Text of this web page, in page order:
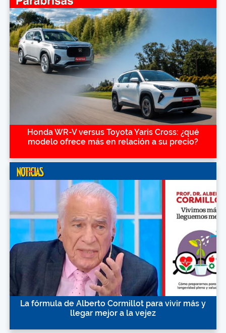
Honda WR-V versus Toyota Yaris Cross: ¿qué
modelo ofrece más en relación a su precio?
La fórmula de Alberto Cormillot para vivir más y
llegar mejor a la vejez